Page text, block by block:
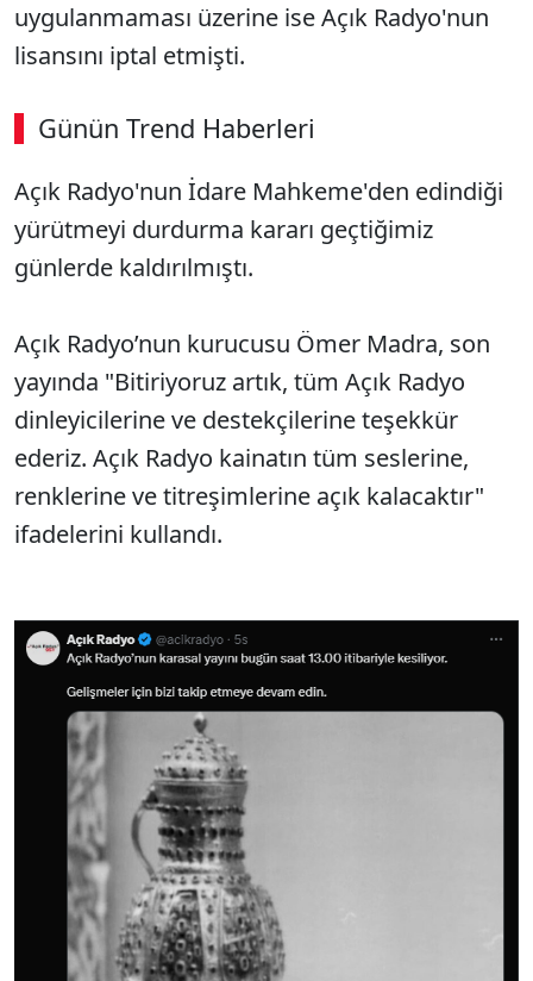
uygulanmaması üzerine ise Açık Radyo'nun
lisansını iptal etmişti.
Günün Trend Haberleri
00:02 / 09:15
Sesi Aç
Açık Radyo'nun İdare Mahkeme'den edindiği
yürütmeyi durdurma kararı geçtiğimiz
günlerde kaldırılmıştı.
Açık Radyo’nun kurucusu Ömer Madra, son
yayında "Bitiriyoruz artık, tüm Açık Radyo
dinleyicilerine ve destekçilerine teşekkür
ederiz. Açık Radyo kainatın tüm seslerine,
renklerine ve titreşimlerine açık kalacaktır"
ifadelerini kullandı.